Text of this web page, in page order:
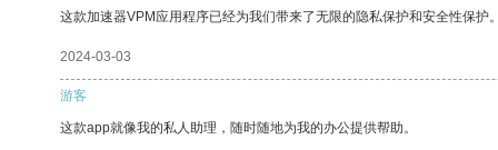
这款加速器VPM应用程序已经为我们带来了无限的隐私保护和安全性保护
2024-03-03
游客
这款app就像我的私人助理，随时随地为我的办公提供帮助。